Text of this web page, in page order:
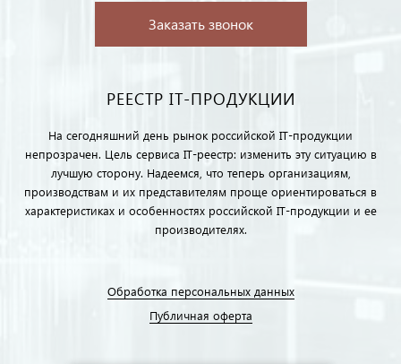
Заказать звонок
РЕЕСТР IT-ПРОДУКЦИИ
На сегодняшний день рынок российской IT-продукции
непрозрачен. Цель сервиса IT-реестр: изменить эту ситуацию в
лучшую сторону. Надеемся, что теперь организациям,
производствам и их представителям проще ориентироваться в
характеристиках и особенностях российской IT-продукции и ее
производителях.
Обработка персональных данных
Публичная оферта